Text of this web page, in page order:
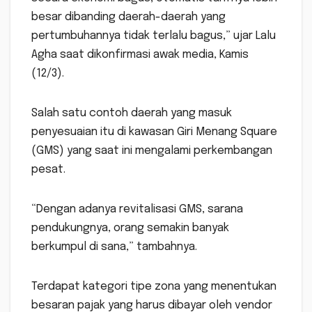
besar dibanding daerah-daerah yang
pertumbuhannya tidak terlalu bagus,” ujar Lalu
Agha saat dikonfirmasi awak media, Kamis
(12/3).
Salah satu contoh daerah yang masuk
penyesuaian itu di kawasan Giri Menang Square
(GMS) yang saat ini mengalami perkembangan
pesat.
“Dengan adanya revitalisasi GMS, sarana
pendukungnya, orang semakin banyak
berkumpul di sana,” tambahnya.
Terdapat kategori tipe zona yang menentukan
besaran pajak yang harus dibayar oleh vendor